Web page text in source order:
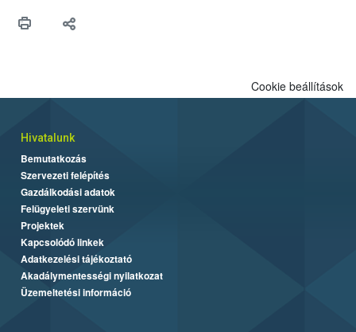
vásárlás kockázatait.
Cookie beállítások
Hivatalunk
Bemutatkozás
Szervezeti felépítés
Gazdálkodási adatok
Felügyeleti szervünk
Projektek
Kapcsolódó linkek
Adatkezelési tájékoztató
Akadálymentességi nyilatkozat
Üzemeltetési információ